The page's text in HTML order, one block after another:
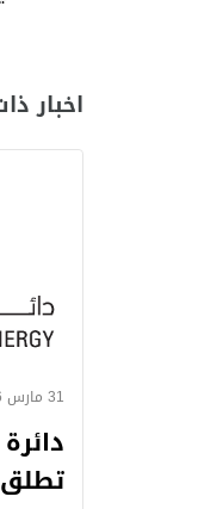
اخبار
31 مارس 2026
تطلق